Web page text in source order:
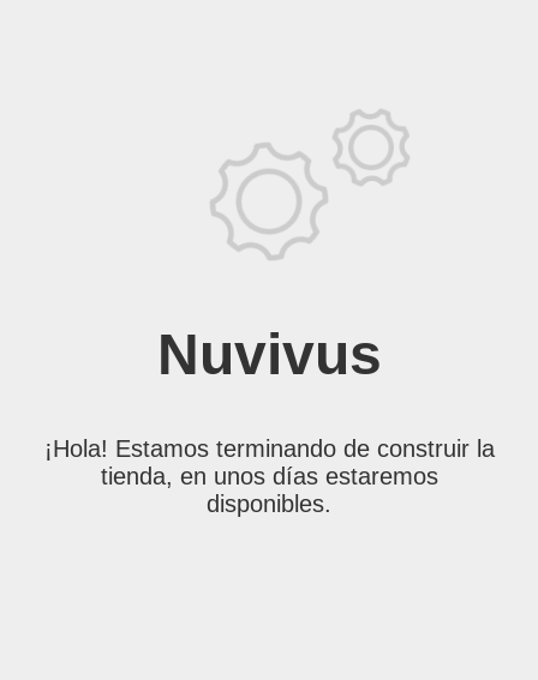
Nuvivus
¡Hola! Estamos terminando de construir la
tienda, en unos días estaremos
disponibles.